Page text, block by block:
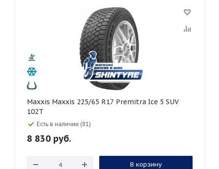
Maxxis Maxxis 225/65 R17 Premitra Ice 5 SUV
102T
Есть в наличии (81)
8 830 руб.
В корзину